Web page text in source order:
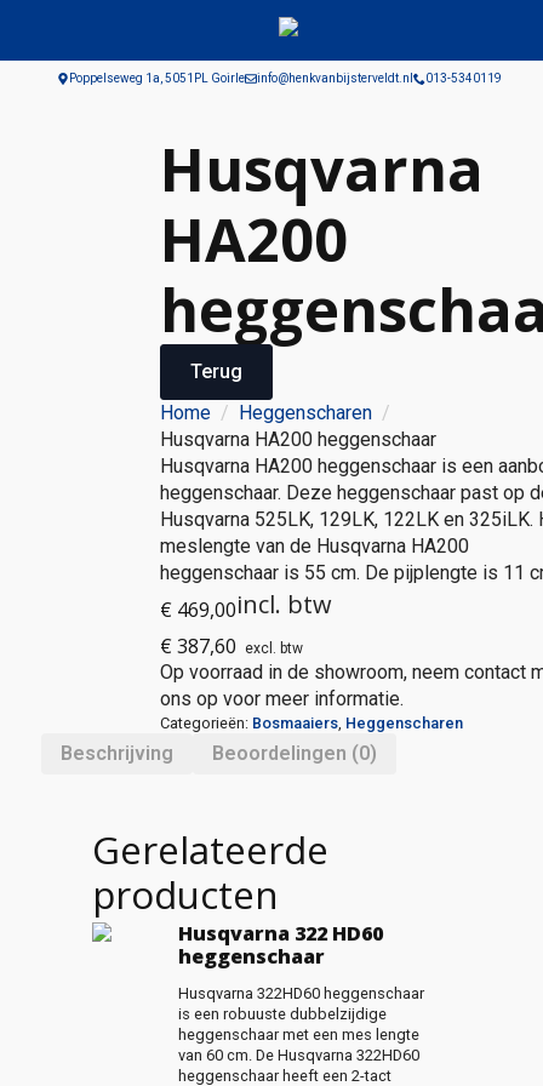
Poppelseweg 1a, 5051PL Goirle info@henkvanbijsterveldt.nl 013-5340119
Husqvarna
HA200
Terug
Home
Heggenscharen
Husqvarna HA200 heggenschaar
Husqvarna HA200 heggenschaar is een
heggenschaar. Deze heggenschaar past op
Husqvarna 525LK, 129LK, 122LK en 325iLK.
meslengte van de Husqvarna HA200
heggenschaar is 55 cm. De pijplengte is 11
€ 469,00incl. btw
€ 387,60 excl. btw
Op voorraad in de showroom, neem contact
ons op voor meer informatie.
Categorieën: Bosmaaiers, Heggenscharen
Beschrijving Beoordelingen (0)
Gerelateerde
producten
Husqvarna 322 HD60
heggenschaar
Husqvarna 322HD60 heggenschaar
is een robuuste dubbelzijdige
heggenschaar met een mes lengte
van 60 cm. De Husqvarna 322HD60
heggenschaar heeft een 2-tact